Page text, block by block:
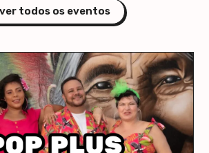
ver todos os eventos